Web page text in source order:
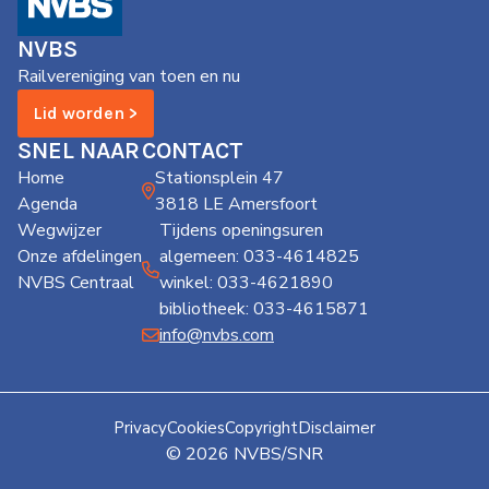
NVBS
Wegwijzer
Mijn
NVBS
NVBS
Railvereniging van toen en nu
Lid worden >
SNEL NAAR
Home
Agenda
Wegwijzer
Onze afdelingen
NVBS Centraal
CONTACT
Stationsplein 47
3818 LE Amersfoort
Tijdens openingsuren
algemeen: 033-4614825
winkel: 033-4621890
bibliotheek: 033-4615871
info@nvbs.com
© 2026 NVBS/SNR
PrivacyCookiesCopyrightDisclaimer